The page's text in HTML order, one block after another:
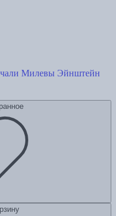
Милевы Эйнштейн